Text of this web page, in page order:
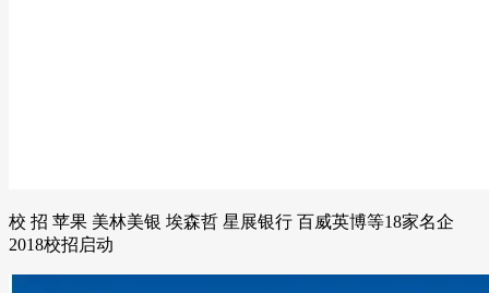
校 招 苹果 美林美银 埃森哲 星展银行 百威英博等18家名企
2018校招启动